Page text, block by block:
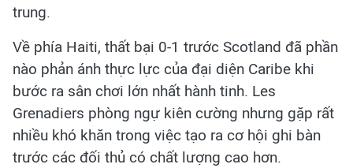
trung.
Về phía Haiti, thất bại 0-1 trước Scotland đã phần
nào phản ánh thực lực của đại diện Caribe khi
bước ra sân chơi lớn nhất hành tinh. Les
Grenadiers phòng ngự kiên cường nhưng gặp rất
nhiều khó khăn trong việc tạo ra cơ hội ghi bàn
trước các đối thủ có chất lượng cao hơn.